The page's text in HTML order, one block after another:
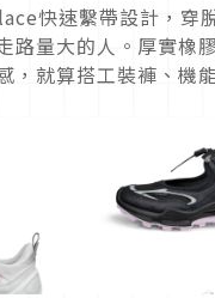
快速繫帶設計，穿
路量大的人。厚實橡
，就算搭工裝褲、機